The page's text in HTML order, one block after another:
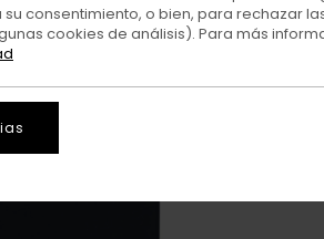
consentimiento, o bien, para rechazar
cookies de análisis). Para más